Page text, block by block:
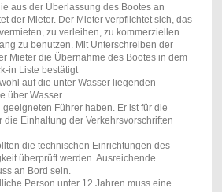
aus der Überlassung des Bootes an
der Mieter. Der Mieter verpflichtet sich, das
zu verleihen, zu kommerziellen
zu benutzen. Mit Unterschreiben der
Mieter die Übernahme des Bootes in dem
in Liste bestätigt
auf die unter Wasser liegenden
über Wasser.
Führer haben. Er ist für die
die Einhaltung der Verkehrsvorschriften
die technischen Einrichtungen des
überprüft werden. Ausreichende
an Bord sein.
Person unter 12 Jahren muss eine